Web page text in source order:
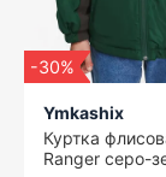
-30%
Ymkashix
Куртка
Ranger серо-